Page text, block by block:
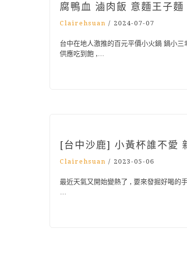
腐鴨血 滷肉飯 意麵王子
Clairehsuan / 2024-07-07
台中在地人激推的百元平價小火鍋 鍋小
供應吃到飽 ,…
[台中沙鹿] 小黃杯誰不愛
Clairehsuan / 2023-05-06
最近天氣又開始變熱了 , 要來發掘好喝的